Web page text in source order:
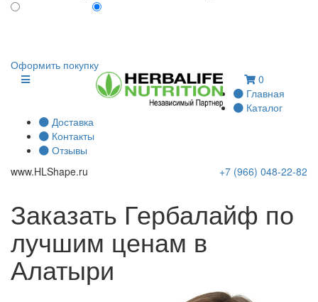
Оформить покупку
0
Главная
Каталог
Доставка
Контакты
Отзывы
www.HLShape.ru +7 (966) 048-22-82
Заказать Гербалайф по
лучшим ценам в
Алатыри